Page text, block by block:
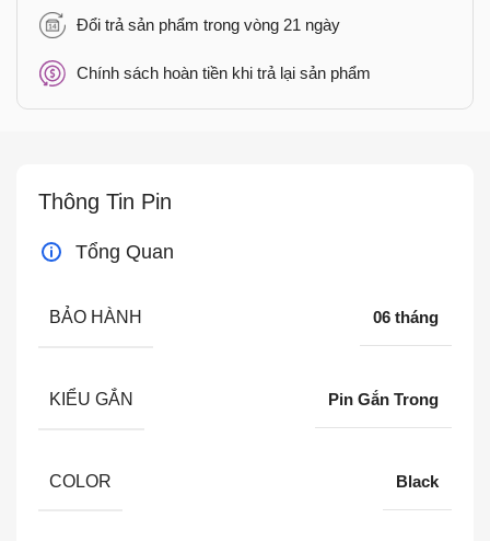
Đổi trả sản phẩm trong vòng 21 ngày
Chính sách hoàn tiền khi trả lại sản phẩm
Thông Tin Pin
Tổng Quan
BẢO HÀNH 06 tháng
KIỂU GẮN Pin Gắn Trong
COLOR Black